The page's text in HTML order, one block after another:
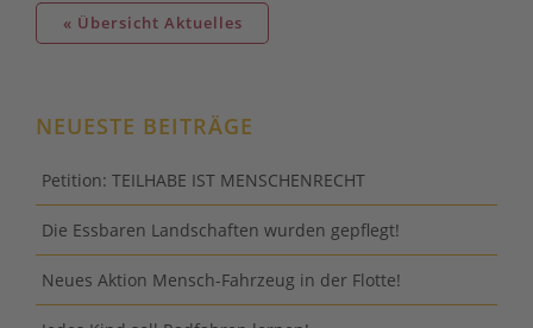
« Übersicht Aktuelles
NEUESTE BEITRÄGE
Petition: TEILHABE IST MENSCHENRECHT
Die Essbaren Landschaften wurden gepflegt!
Neues Aktion Mensch-Fahrzeug in der Flotte!